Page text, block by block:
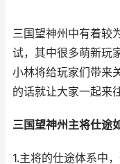
三国望神州中有着较
试，其中很多萌新玩
小林将给玩家们带来
的话就让大家一起来
三国望神州主将仕途
1.主将的仕途体系中